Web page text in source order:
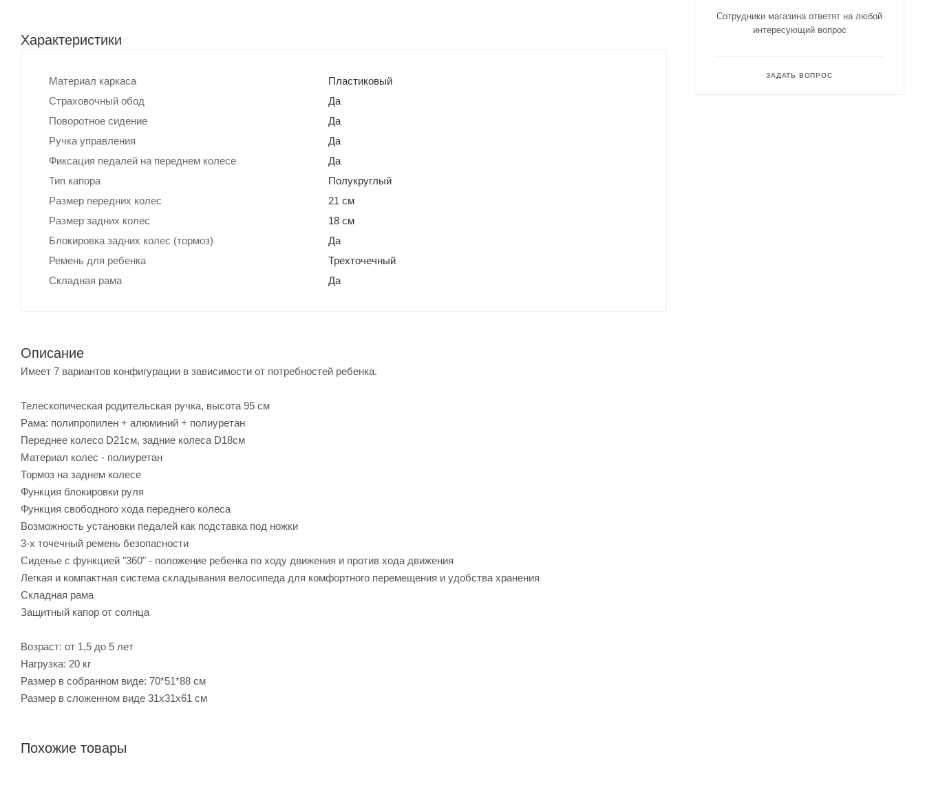
Характеристики
Материал каркаса
Пластиковый
Страховочный обод
Да
Поворотное сидение
Да
Ручка управления
Да
Фиксация педалей на переднем колесе
Да
Тип капора
Полукруглый
Размер передних колес
21 см
Размер задних колес
18 см
Блокировка задних колес (тормоз)
Да
Ремень для ребенка
Трехточечный
Складная рама
Да
Описание
Имеет 7 вариантов конфигурации в зависимости от потребностей ребенка.
Телескопическая родительская ручка, высота 95 см
Рама: полипропилен + алюминий + полиуретан
Переднее колесо D21см, задние колеса D18см
Материал колес - полиуретан
Тормоз на заднем колесе
Функция блокировки руля
Функция свободного хода переднего колеса
Возможность установки педалей как подставка под ножки
3-х точечный ремень безопасности
Сиденье с функцией "360" - положение ребенка по ходу движения и против хода движения
Легкая и компактная система складывания велосипеда для комфортного перемещения и удобства хранения
Складная рама
Защитный капор от солнца
Возраст: от 1,5 до 5 лет
Нагрузка: 20 кг
Размер в собранном виде: 70*51*88 см
Размер в сложенном виде 31x31x61 см
Похожие товары
Сотрудники магазина ответят на любой
интересующий вопрос
ЗАДАТЬ ВОПРОС